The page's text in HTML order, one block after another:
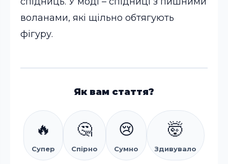
воланами, які щільно обтягують
фігуру.
Як вам стаття?
🔥
Супер
🤔
Спірно
😢
Сумно
🤯
Здивувало